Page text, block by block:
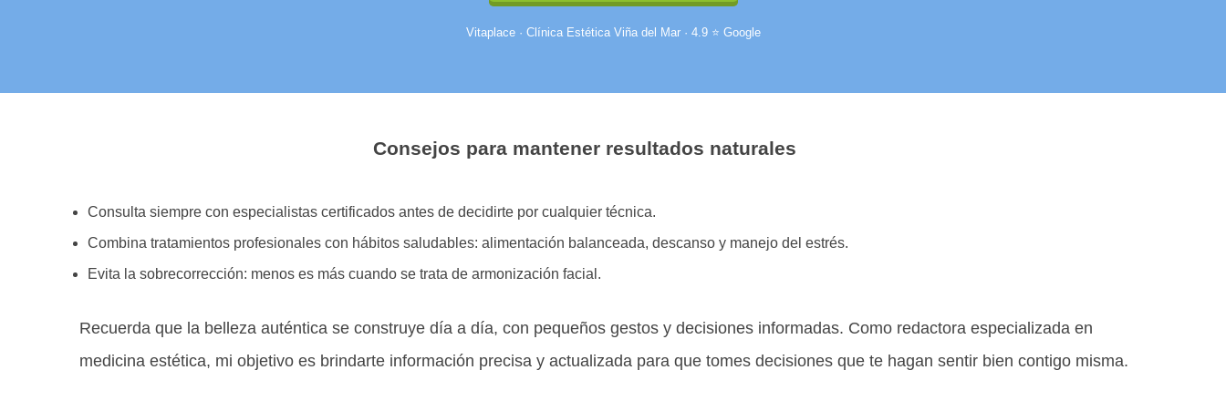
Vitaplace · Clínica Estética Viña del Mar · 4.9 ⭐ Google
Consejos para mantener resultados naturales
Consulta siempre con especialistas certificados antes de decidirte por cualquier técnica.
Combina tratamientos profesionales con hábitos saludables: alimentación balanceada, descanso y manejo del estrés.
Evita la sobrecorrección: menos es más cuando se trata de armonización facial.
Recuerda que la belleza auténtica se construye día a día, con pequeños gestos y decisiones informadas. Como redactora especializada en
medicina estética, mi objetivo es brindarte información precisa y actualizada para que tomes decisiones que te hagan sentir bien contigo misma.